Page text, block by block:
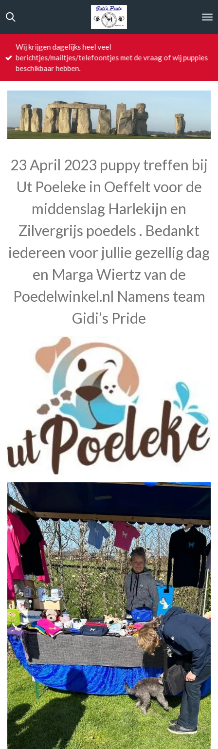
direct
hoofdinhoud
Wij krijgen dagelijks heel veel
berichtjes/mailtjes/telefoontjes met de vraag of wij puppies
beschikbaar hebben.
23 April 2023 puppy treffen bij
Ut Poeleke in Oeffelt voor de
middenslag Harlekijn en
Zilvergrijs poedels . Bedankt
iedereen voor jullie gezellig dag
en Marga Wiertz van de
Poedelwinkel.nl Namens team
Gidi’s Pride